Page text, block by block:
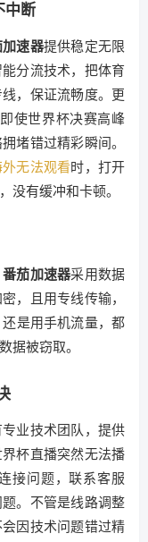
中断
速器提供稳定无限
分流技术，把体育
，保证流畅度。更
使世界杯决赛高峰
堵错过精彩瞬间。
无法观看时，打开
没有缓冲和卡顿。
番茄加速器采用数据
，且用专线传输，
是用手机流量，都
据被窃取。
业技术团队，提供
杯直播突然无法播
接问题，联系客服
。不管是线路调整
因技术问题错过精